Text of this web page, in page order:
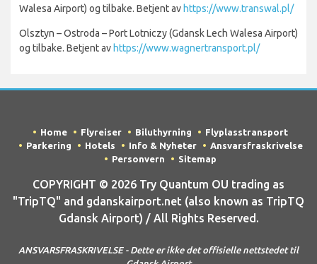
Walesa Airport) og tilbake. Betjent av https://www.transwal.pl/
Olsztyn – Ostroda – Port Lotniczy (Gdansk Lech Walesa Airport)
og tilbake. Betjent av https://www.wagnertransport.pl/
Home Flyreiser Biluthyrning
Flyplasstransport
Parkering
Hotels Info & Nyheter
Ansvarsfraskrivelse
Personvern
Sitemap
COPYRIGHT © 2026 Try Quantum OU trading as
"TripTQ" and gdanskairport.net (also known as TripTQ
Gdansk Airport) / All Rights Reserved.
ANSVARSFRASKRIVELSE - Dette er ikke det offisielle nettstedet til